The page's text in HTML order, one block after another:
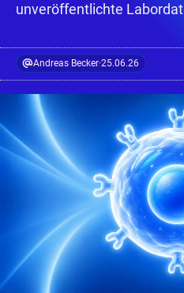
unveröffentlichte
Andreas Becker·25.06.26